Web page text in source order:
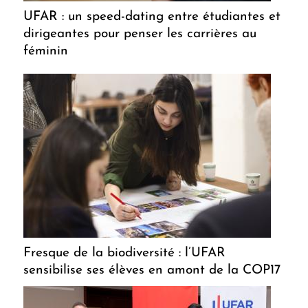
UFAR : un speed-dating entre étudiantes et
dirigeantes pour penser les carrières au
féminin
Fresque de la biodiversité : l’UFAR
sensibilise ses élèves en amont de la COP17